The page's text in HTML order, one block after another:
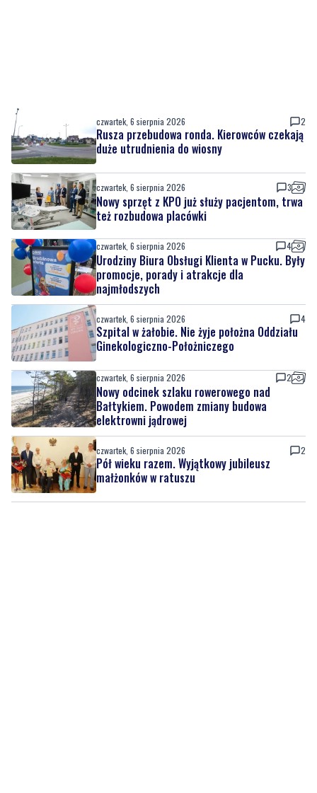
czwartek, 6 sierpnia 2026 2
Rusza przebudowa ronda. Kierowców czekają
duże utrudnienia do wiosny
czwartek, 6 sierpnia 2026 3
Nowy sprzęt z KPO już służy pacjentom, trwa
też rozbudowa placówki
czwartek, 6 sierpnia 2026 4
Urodziny Biura Obsługi Klienta w Pucku. Były
promocje, porady i atrakcje dla
najmłodszych
czwartek, 6 sierpnia 2026 4
Szpital w żałobie. Nie żyje położna Oddziału
Ginekologiczno-Położniczego
czwartek, 6 sierpnia 2026 2
Nowy odcinek szlaku rowerowego nad
Bałtykiem. Powodem zmiany budowa
elektrowni jądrowej
czwartek, 6 sierpnia 2026 2
Pół wieku razem. Wyjątkowy jubileusz
małżonków w ratuszu